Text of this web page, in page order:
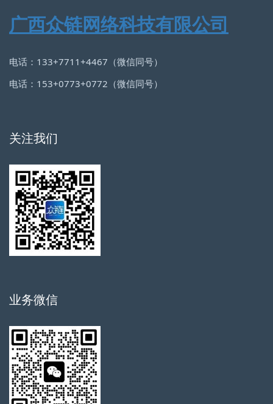
广西众链网络科技有限公司
电话：133+7711+4467（微信同号）
电话：153+0773+0772（微信同号）
关注我们
业务微信